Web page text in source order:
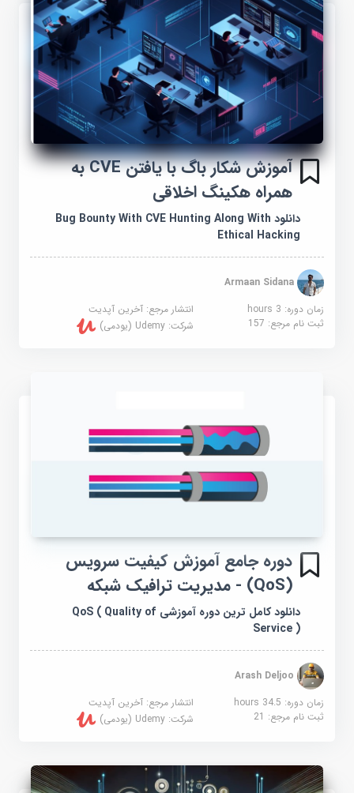
آموزش شکار باگ با یافتن CVE به
همراه هکینگ اخلاقی
دانلود Bug Bounty With CVE Hunting Along With
Ethical Hacking
Armaan Sidana
زمان دوره: 3 hours
انتشار مرجع:آخرین آپدیت
ثبت نام مرجع:157 شرکت:Udemy (یودمی)
دوره جامع آموزش کیفیت سرویس
(QoS) - مدیریت ترافیک شبکه
دانلود کامل ترین دوره آموزشی QoS ( Quality of
Service )
Arash Deljoo
زمان دوره: 34.5 hours
انتشار مرجع:آخرین آپدیت
ثبت نام مرجع:21 شرکت:Udemy (یودمی)